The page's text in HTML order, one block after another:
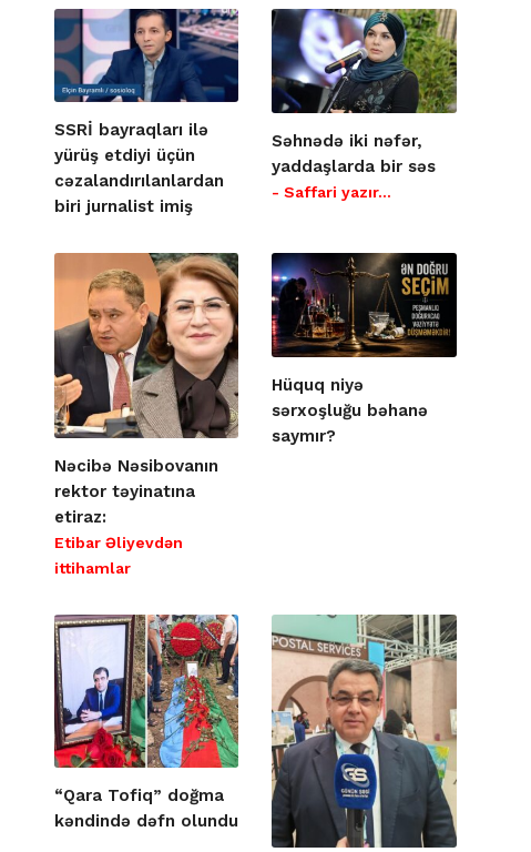
SSRİ bayraqları ilə
yürüş etdiyi üçün
cəzalandırılanlardan
biri jurnalist imiş
Səhnədə iki nəfər,
yaddaşlarda bir səs
- Saffari yazır…
Nəcibə Nəsibovanın
rektor təyinatına
etiraz:
Etibar Əliyevdən
ittihamlar
Hüquq niyə
sərxoşluğu bəhanə
saymır?
“Qara Tofiq” doğma
kəndində dəfn olundu